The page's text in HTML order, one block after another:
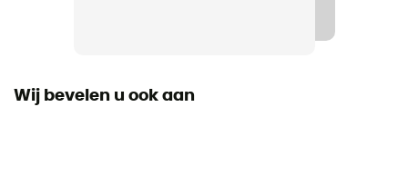
Wij bevelen u ook aan